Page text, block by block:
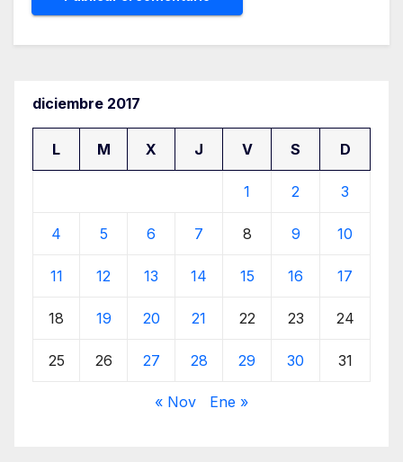
diciembre 2017
L M X J V S D
1 2 3
4 5 6 7 8 9 10
11 12 13 14 15 16 17
18 19 20 21 22 23 24
25 26 27 28 29 30 31
« Nov Ene »